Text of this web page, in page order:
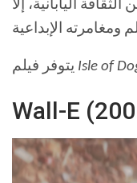
اليابانية، إلا
Isle of
Wall-E